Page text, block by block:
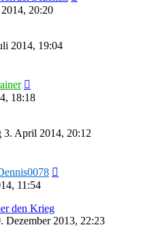
20:20
2014, 19:04
18:18
3. April 2014, 20:12
11:54
den Krieg
Dezember 2013, 22:23